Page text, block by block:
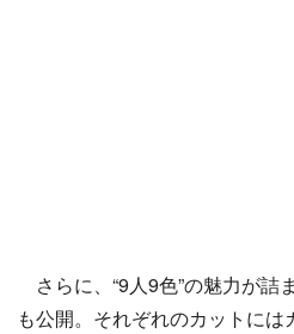
さらに、“9人9色”の魅力が詰
も公開。それぞれのカットに